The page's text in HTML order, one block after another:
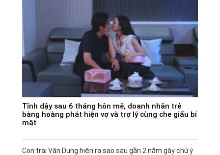
Tỉnh dậy sau 6 tháng hôn mê, doanh nhân trẻ
bàng hoàng phát hiện vợ và trợ lý cùng che giấu bí
mật
Con trai Vân Dung hiện ra sao sau gần 2 năm gây chú ý